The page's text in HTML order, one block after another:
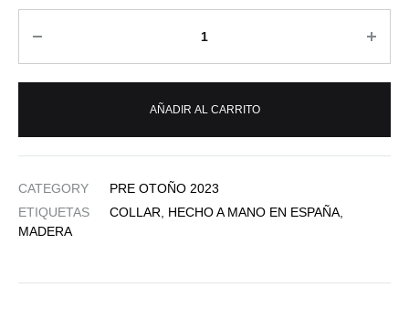
AÑADIR AL CARRITO
CATEGORY
PRE OTOÑO 2023
ETIQUETAS
COLLAR, HECHO A MANO EN ESPAÑA,
MADERA